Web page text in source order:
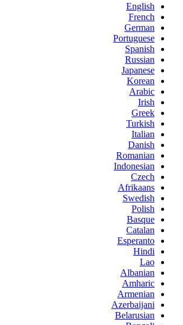
English
French
German
Portuguese
Spanish
Russian
Japanese
Korean
Arabic
Irish
Greek
Turkish
Italian
Danish
Romanian
Indonesian
Czech
Afrikaans
Swedish
Polish
Basque
Catalan
Esperanto
Hindi
Lao
Albanian
Amharic
Armenian
Azerbaijani
Belarusian